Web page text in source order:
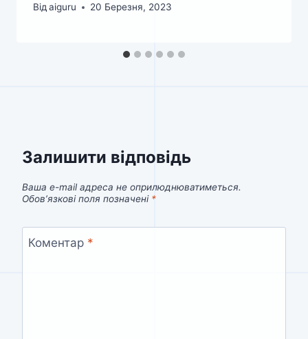
Від aiguru 20 Березня, 2023
Залишити відповідь
Ваша e-mail адреса не оприлюднюватиметься.
Обов’язкові поля позначені *
Коментар *